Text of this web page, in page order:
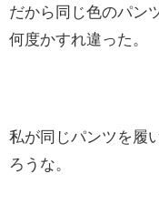
だから同じ色のパン
何度かすれ違った。
私が同じパンツを履
ろうな。